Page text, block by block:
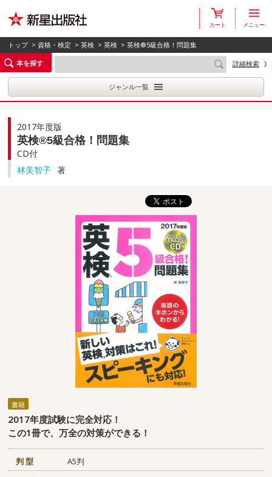
カート メニュー
トップ > 資格・検定 >英検 >英検 > 英検®5級合格！問題集
本を探す
詳細検索
ジャンル一覧
2017年度版
英検®5級合格！問題集
CD付
林美智子 著
書籍
2017年度試験に完全対応！
この1冊で、万全の対策ができる！
判 型
A5判